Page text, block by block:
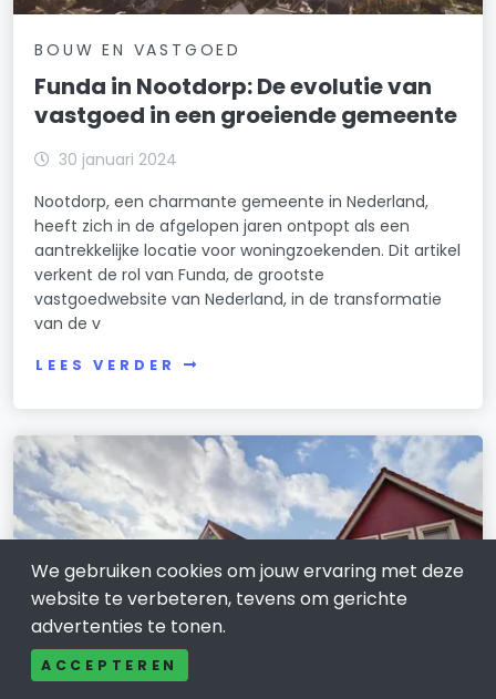
BOUW EN VASTGOED
Funda in Nootdorp: De evolutie van
vastgoed in een groeiende gemeente
30 januari 2024
Nootdorp, een charmante gemeente in Nederland,
heeft zich in de afgelopen jaren ontpopt als een
aantrekkelijke locatie voor woningzoekenden. Dit artikel
verkent de rol van Funda, de grootste
vastgoedwebsite van Nederland, in de transformatie
van de v
LEES VERDER
We gebruiken cookies om jouw ervaring met deze
website te verbeteren, tevens om gerichte
advertenties te tonen.
ACCEPTEREN